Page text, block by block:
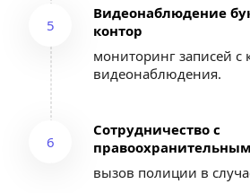
5
Видеонаблюдение
контор
мониторинг записей с
видеонаблюдения.
6
Сотрудничество с
вызов полиции в